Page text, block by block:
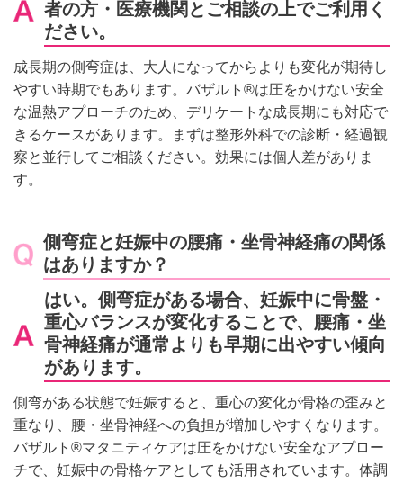
者の方・医療機関とご相談の上でご利用く
ださい。
成長期の側弯症は、大人になってからよりも変化が期待し
やすい時期でもあります。バザルト®は圧をかけない安全
な温熱アプローチのため、デリケートな成長期にも対応で
きるケースがあります。まずは整形外科での診断・経過観
察と並行してご相談ください。効果には個人差がありま
す。
側弯症と妊娠中の腰痛・坐骨神経痛の関係
はありますか？
はい。側弯症がある場合、妊娠中に骨盤・
重心バランスが変化することで、腰痛・坐
骨神経痛が通常よりも早期に出やすい傾向
があります。
側弯がある状態で妊娠すると、重心の変化が骨格の歪みと
重なり、腰・坐骨神経への負担が増加しやすくなります。
バザルト®マタニティケアは圧をかけない安全なアプロー
チで、妊娠中の骨格ケアとしても活用されています。体調